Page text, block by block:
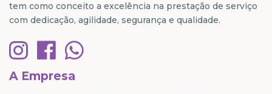
tem como conceito a excelência na prestação de serviço
com dedicação, agilidade, segurança e qualidade.
A Empresa